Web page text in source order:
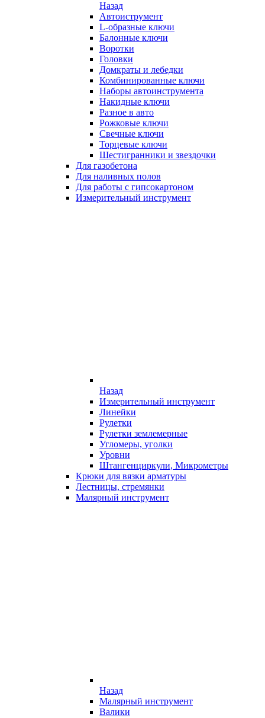
Назад
Автоиструмент
L-образные ключи
Балонные ключи
Воротки
Головки
Домкраты и лебедки
Комбинированные ключи
Наборы автоинструмента
Накидные ключи
Разное в авто
Рожковые ключи
Свечные ключи
Торцевые ключи
Шестигранники и звездочки
Для газобетона
Для наливных полов
Для работы с гипсокартоном
Измерительный инструмент
Назад
Измерительный инструмент
Линейки
Рулетки
Рулетки землемерные
Угломеры, уголки
Уровни
Штангенциркули, Микрометры
Крюки для вязки арматуры
Лестницы, стремянки
Малярный инструмент
Назад
Малярный инструмент
Валики